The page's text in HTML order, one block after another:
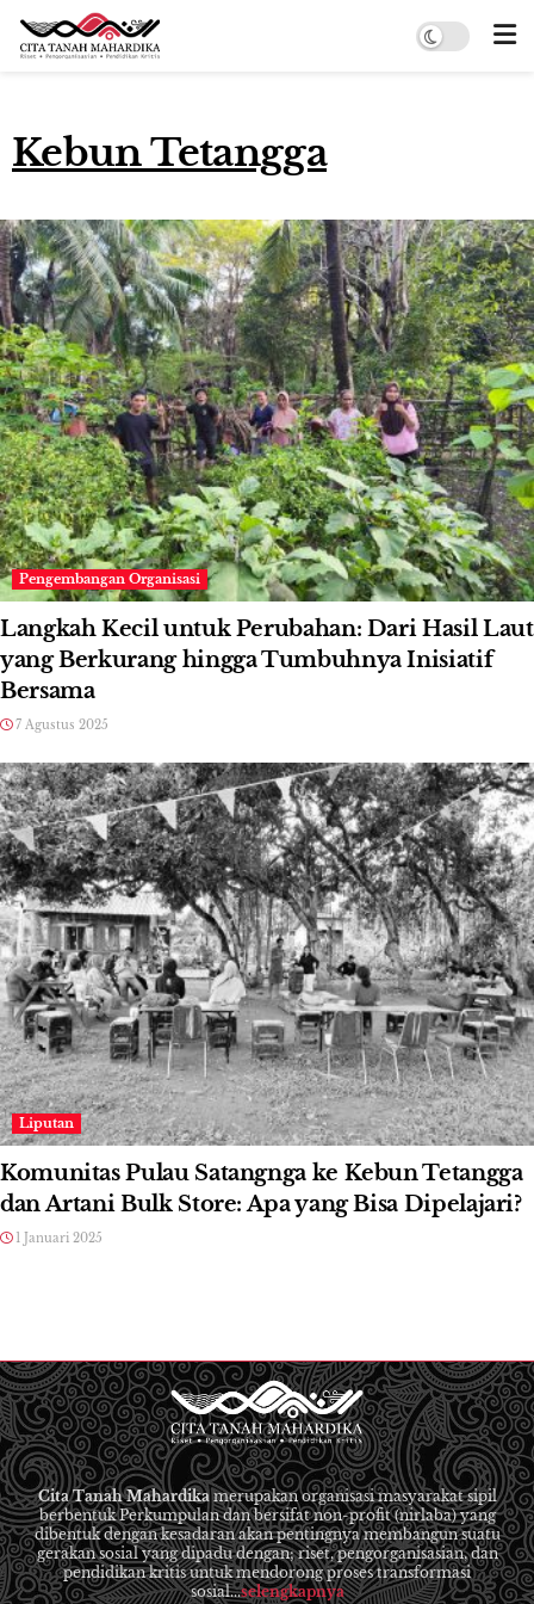
Kebun Tetangga
Pengembangan Organisasi
Langkah Kecil untuk Perubahan: Dari Hasil Laut
yang Berkurang hingga Tumbuhnya Inisiatif
Bersama
7 Agustus 2025
Liputan
Komunitas Pulau Satangnga ke Kebun Tetangga
dan Artani Bulk Store: Apa yang Bisa Dipelajari?
1 Januari 2025
Cita Tanah Mahardikamerupakan organisasi masyarakat sipil
berbentuk Perkumpulan dan bersifat non-profit (nirlaba) yang
dibentuk dengan kesadaran akan pentingnya membangun suatu
gerakan sosial yang dipadu dengan; riset, pengorganisasian, dan
pendidikan kritis untuk mendorong proses transformasi
sosial...selengkapnya